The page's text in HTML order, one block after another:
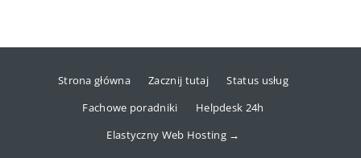
Strona główna Zacznij tutaj
Status usług
Fachowe poradniki
Helpdesk 24h
Elastyczny Web Hosting →